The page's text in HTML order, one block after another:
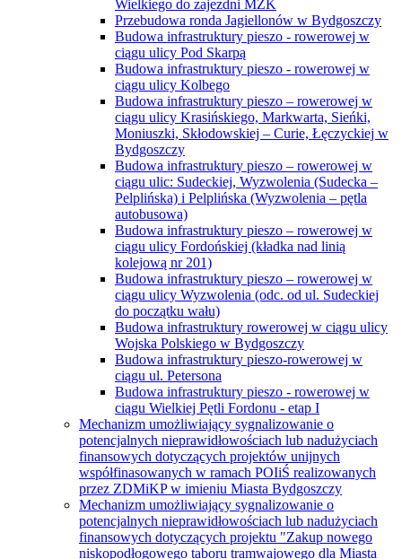
Wielkiego do zajezdni MZK
Przebudowa ronda Jagiellonów w Bydgoszczy
Budowa infrastruktury pieszo - rowerowej w
ciągu ulicy Pod Skarpą
Budowa infrastruktury pieszo - rowerowej w
ciągu ulicy Kolbego
Budowa infrastruktury pieszo – rowerowej w
ciągu ulicy Krasińskiego, Markwarta, Sieńki,
Moniuszki, Skłodowskiej – Curie, Łęczyckiej w
Bydgoszczy
Budowa infrastruktury pieszo – rowerowej w
ciągu ulic: Sudeckiej, Wyzwolenia (Sudecka –
Pelplińska) i Pelplińska (Wyzwolenia – pętla
autobusowa)
Budowa infrastruktury pieszo – rowerowej w
ciągu ulicy Fordońskiej (kładka nad linią
kolejową nr 201)
Budowa infrastruktury pieszo – rowerowej w
ciągu ulicy Wyzwolenia (odc. od ul. Sudeckiej
do początku wału)
Budowa infrastruktury rowerowej w ciągu ulicy
Wojska Polskiego w Bydgoszczy
Budowa infrastruktury pieszo-rowerowej w
ciągu ul. Petersona
Budowa infrastruktury pieszo - rowerowej w
ciągu Wielkiej Pętli Fordonu - etap I
Mechanizm umożliwiający sygnalizowanie o
potencjalnych nieprawidłowościach lub nadużyciach
finansowych dotyczących projektów unijnych
współfinasowanych w ramach POIiŚ realizowanych
przez ZDMiKP w imieniu Miasta Bydgoszczy
Mechanizm umożliwiający sygnalizowanie o
potencjalnych nieprawidłowościach lub nadużyciach
finansowych dotyczących projektu "Zakup nowego
niskopodłogowego taboru tramwajowego dla Miasta